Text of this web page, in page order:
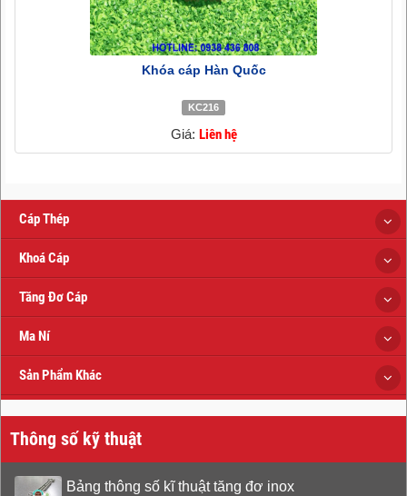
Khóa cáp Hàn Quốc
KC216
Giá: Liên hệ
Cáp Thép
Khoá Cáp
Tăng Đơ Cáp
Ma Ní
Sản Phẩm Khác
Thông số kỹ thuật
Bảng thông số kĩ thuật tăng đơ inox